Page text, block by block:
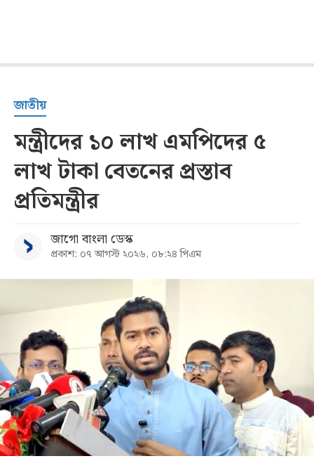
জাতীয়
মন্ত্রীদের ১০ লাখ এমপিদের ৫
লাখ টাকা বেতনের প্রস্তাব
প্রতিমন্ত্রীর
জাগো বাংলা ডেস্ক
প্রকাশ: ০৭ আগস্ট ২০২৬, ০৮:২৪ পিএম